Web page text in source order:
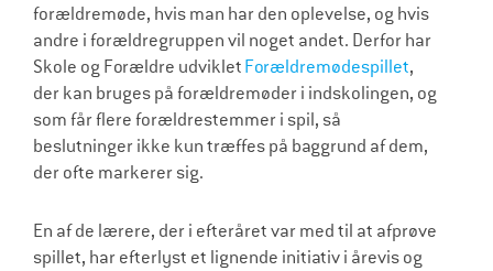
forældremøde, hvis man har den oplevelse, og hvis
andre i forældregruppen vil noget andet. Derfor har
Skole og Forældre udvikletForældremødespillet,
der kan bruges på forældremøder i indskolingen, og
som får flere forældrestemmer i spil, så
beslutninger ikke kun træffes på baggrund af dem,
der ofte markerer sig.
En af de lærere, der i efteråret var med til at afprøve
spillet, har efterlyst et lignende initiativ i årevis og